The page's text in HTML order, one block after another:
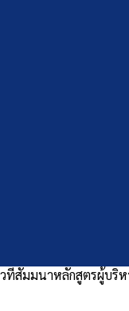
ทีสัมมนาหลักสูตรผู้บริ